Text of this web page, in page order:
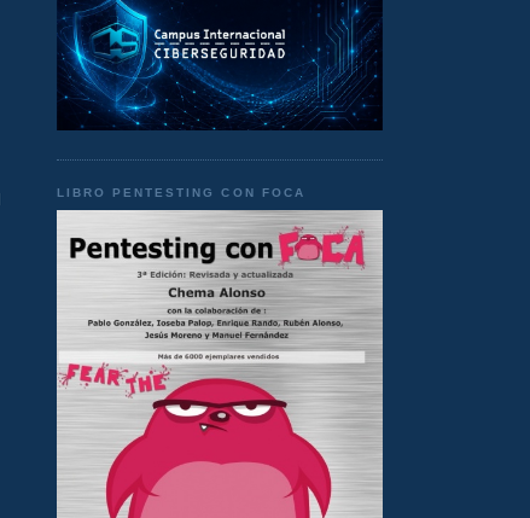
LIBRO PENTESTING CON FOCA